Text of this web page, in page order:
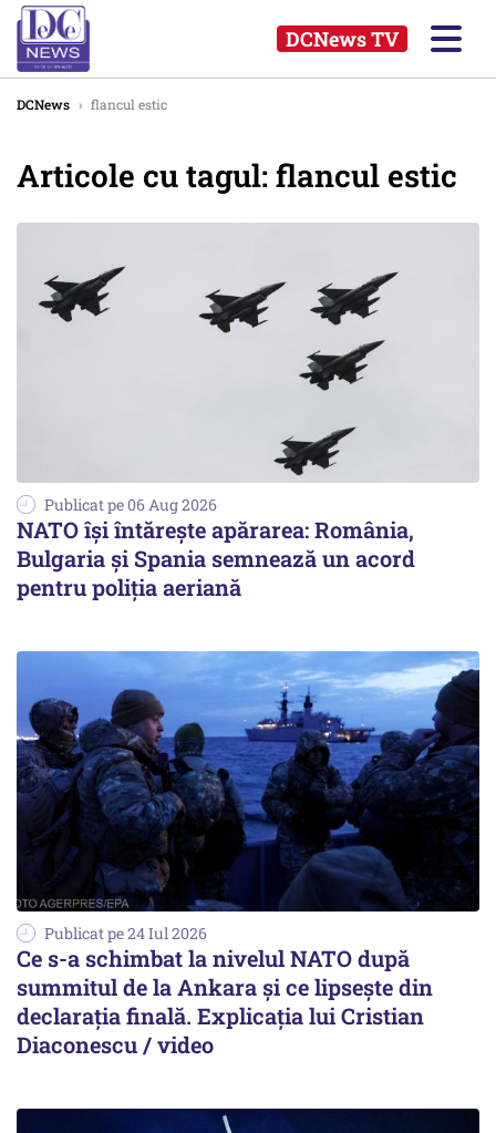
DCNews TV
DCNews › flancul estic
Articole cu tagul: flancul estic
Publicat pe 06 Aug 2026
NATO își întărește apărarea: România,
Bulgaria și Spania semnează un acord
pentru poliția aeriană
Publicat pe 24 Iul 2026
Ce s-a schimbat la nivelul NATO după
summitul de la Ankara și ce lipsește din
declarația finală. Explicația lui Cristian
Diaconescu / video